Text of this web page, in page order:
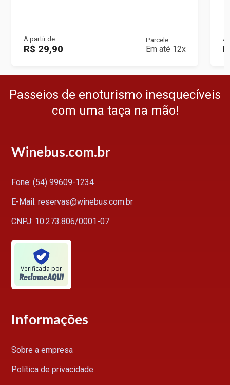
A partir de
R$ 29,90
Parcele
Em até 12x
A
Passeios de enoturismo inesquecíveis
com uma taça na mão!
Winebus.com.br
Fone: (54) 99609-1234
E-Mail: reservas@winebus.com.br
CNPJ: 10.273.806/0001-07
Verificada por
Informações
Sobre a empresa
Política de privacidade